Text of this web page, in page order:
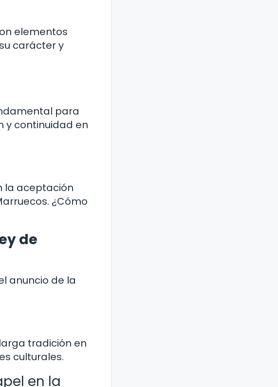
elementos
carácter y
para
y continuidad en
la aceptación
¿Cómo
de
anuncio de la
tradición en
culturales.
en la